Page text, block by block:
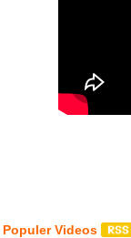
Populer Videos